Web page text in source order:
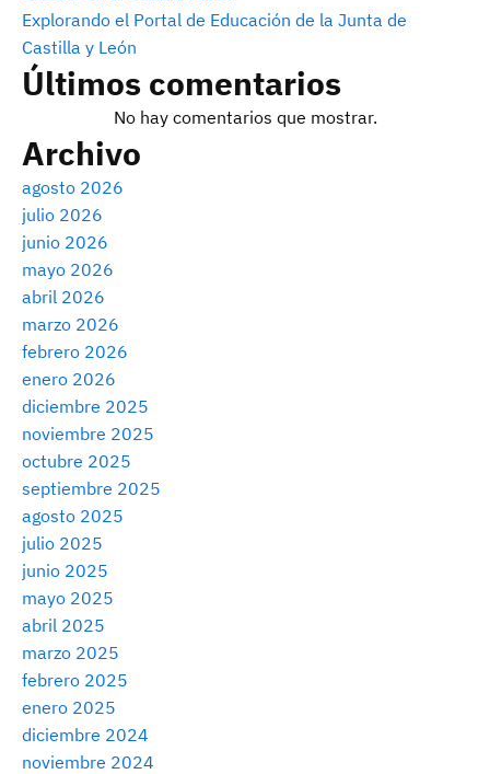
Explorando el Portal de Educación de la Junta de
Castilla y León
Últimos comentarios
No hay comentarios que mostrar.
Archivo
agosto 2026
julio 2026
junio 2026
mayo 2026
abril 2026
marzo 2026
febrero 2026
enero 2026
diciembre 2025
noviembre 2025
octubre 2025
septiembre 2025
agosto 2025
julio 2025
junio 2025
mayo 2025
abril 2025
marzo 2025
febrero 2025
enero 2025
diciembre 2024
noviembre 2024